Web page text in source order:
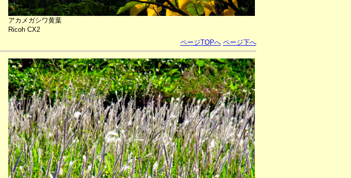
アカメガシワ黄葉
Ricoh CX2
ページTOPへ ページ下へ